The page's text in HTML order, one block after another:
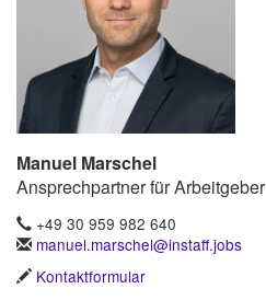
Manuel Marschel
Ansprechpartner für Arbeitgeber
+49 30 959 982 640
manuel.marschel@instaff.jobs
Kontaktformular